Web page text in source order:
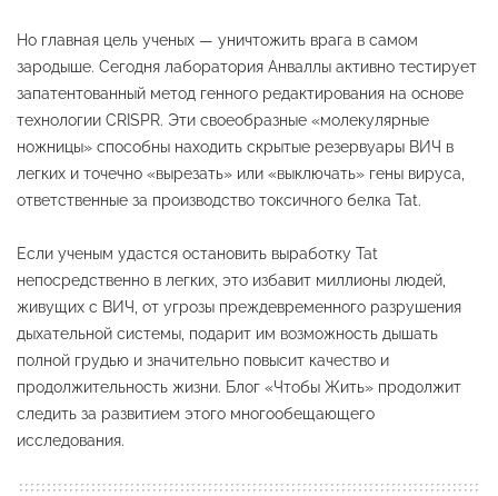
Но главная цель ученых — уничтожить врага в самом
зародыше. Сегодня лаборатория Анваллы активно тестирует
запатентованный метод генного редактирования на основе
технологии CRISPR. Эти своеобразные «молекулярные
ножницы» способны находить скрытые резервуары ВИЧ в
легких и точечно «вырезать» или «выключать» гены вируса,
ответственные за производство токсичного белка Tat.
Если ученым удастся остановить выработку Tat
непосредственно в легких, это избавит миллионы людей,
живущих с ВИЧ, от угрозы преждевременного разрушения
дыхательной системы, подарит им возможность дышать
полной грудью и значительно повысит качество и
продолжительность жизни. Блог «Чтобы Жить» продолжит
следить за развитием этого многообещающего
исследования.